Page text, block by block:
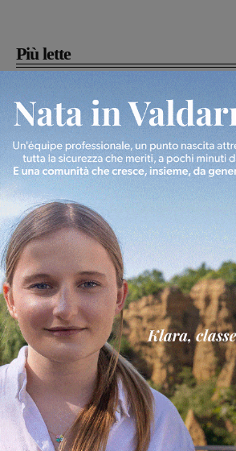
Più lette
Figline Incisa Valdarno 1 Agosto 2026
Piscina di Figline finanziata
Pnrr, il gruppo di Fratelli
ringraziamento al Governo”
Cronaca 4 Agosto 2026
Un anno fa la strage in A1 in
Gianni, Giulia e Franco. Lo
processo, lo stop ai sorpassi fra
Cronaca 3 Agosto 2026
Scomparso da una struttura di
Fiorentino l’uomo che aveva
Levane nel 2020
Articolo precedente